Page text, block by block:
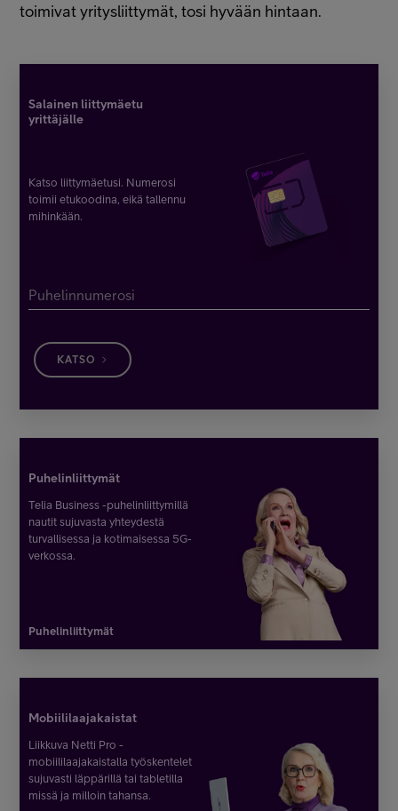
toimivat yritysliittymät, tosi hyvään hintaan.
Salainen liittymäetu
yrittäjälle
Katso liittymäetusi. Numerosi
toimii etukoodina, eikä tallennu
mihinkään.
Puhelinnumerosi
KATSO
Puhelinliittymät
Telia Business -puhelinliittymillä
nautit sujuvasta yhteydestä
turvallisessa ja kotimaisessa 5G-
verkossa.
Puhelinliittymät
Mobiililaajakaistat
Liikkuva Netti Pro -
mobiililaajakaistalla työskentelet
sujuvasti läppärillä tai tabletilla
missä ja milloin tahansa.